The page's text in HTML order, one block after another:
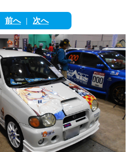
English
ภาษาไทย
tiéng Viêt
Bahasa Indonesia
前へ| 次へ